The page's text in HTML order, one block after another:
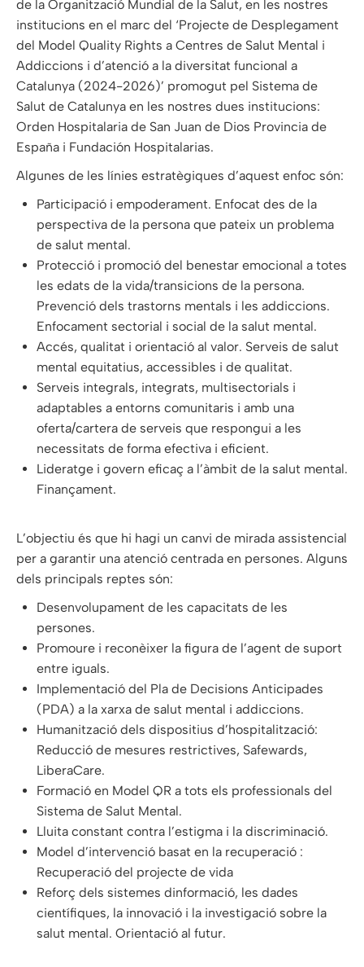
de la Organització Mundial de la Salut, en les nostres
institucions en el marc del ‘Projecte de Desplegament
del Model Quality Rights a Centres de Salut Mental i
Addiccions i d’atenció a la diversitat funcional a
Catalunya (2024-2026)’ promogut pel Sistema de
Salut de Catalunya en les nostres dues institucions:
Orden Hospitalaria de San Juan de Dios Provincia de
España i Fundación Hospitalarias.
Algunes de les línies estratègiques d’aquest enfoc són:
Participació i empoderament. Enfocat des de la
perspectiva de la persona que pateix un problema
de salut mental.
Protecció i promoció del benestar emocional a totes
les edats de la vida/transicions de la persona.
Prevenció dels trastorns mentals i les addiccions.
Enfocament sectorial i social de la salut mental.
Accés, qualitat i orientació al valor. Serveis de salut
mental equitatius, accessibles i de qualitat.
Serveis integrals, integrats, multisectorials i
adaptables a entorns comunitaris i amb una
oferta/cartera de serveis que respongui a les
necessitats de forma efectiva i eficient.
Lideratge i govern eficaç a l’àmbit de la salut mental.
Finançament.
L’objectiu és que hi hagi un canvi de mirada assistencial
per a garantir una atenció centrada en persones. Alguns
dels principals reptes són:
Desenvolupament de les capacitats de les
persones.
Promoure i reconèixer la figura de l’agent de suport
entre iguals.
Implementació del Pla de Decisions Anticipades
(PDA) a la xarxa de salut mental i addiccions.
Humanització dels dispositius d’hospitalització:
Reducció de mesures restrictives, Safewards,
LiberaCare.
Formació en Model QR a tots els professionals del
Sistema de Salut Mental.
Lluita constant contra l’estigma i la discriminació.
Model d’intervenció basat en la recuperació :
Recuperació del projecte de vida
Reforç dels sistemes dinformació, les dades
científiques, la innovació i la investigació sobre la
salut mental. Orientació al futur.